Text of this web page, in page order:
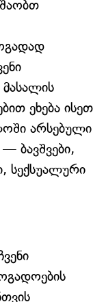
ეხება ისეთ
არსებული
ბავშვები,
სექსუალური